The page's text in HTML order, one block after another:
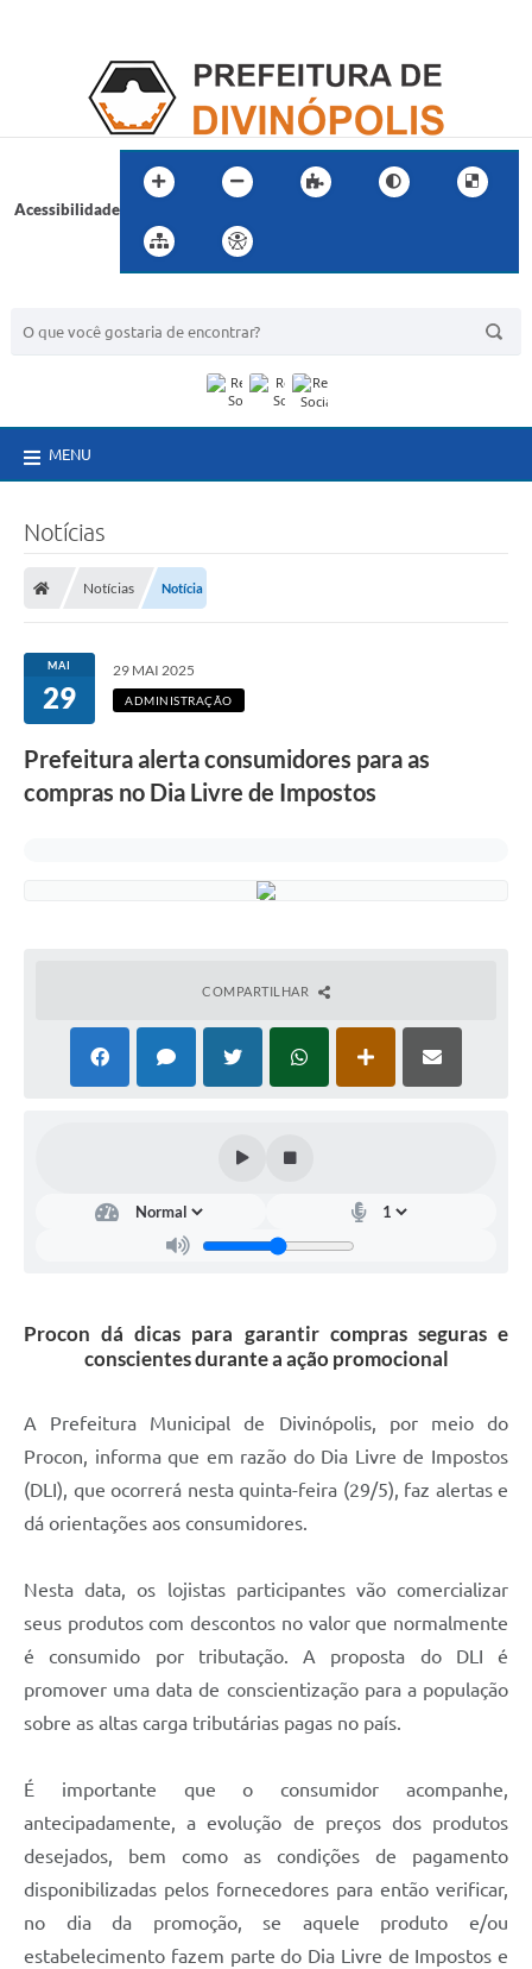
Acessibilidade
MENU
Notícias
Notícias Notícia
MAI
29
29 MAI 2025
ADMINISTRAÇÃO
Prefeitura alerta consumidores para as
compras no Dia Livre de Impostos
COMPARTILHAR
Procon dá dicas para garantir compras seguras e
conscientes durante a ação promocional
A Prefeitura Municipal de Divinópolis, por meio do
Procon, informa que em razão do Dia Livre de Impostos
(DLI), que ocorrerá nesta quinta-feira (29/5), faz alertas e
dá orientações aos consumidores.
Nesta data, os lojistas participantes vão comercializar
seus produtos com descontos no valor que normalmente
é consumido por tributação. A proposta do DLI é
promover uma data de conscientização para a população
sobre as altas carga tributárias pagas no país.
É importante que o consumidor acompanhe,
antecipadamente, a evolução de preços dos produtos
desejados, bem como as condições de pagamento
disponibilizadas pelos fornecedores para então verificar,
no dia da promoção, se aquele produto e/ou
estabelecimento fazem parte do Dia Livre de Impostos e